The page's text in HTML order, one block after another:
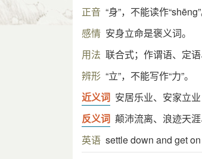
正音 “身”，不能读作“shēng”
感情 安身立命是褒义词。
用法 联合式；作谓语、定
辨形 “立”，不能写作“力”。
近义词 安居乐业、安家立业
反义词 颠沛流离、浪迹天
英语 settle down and get